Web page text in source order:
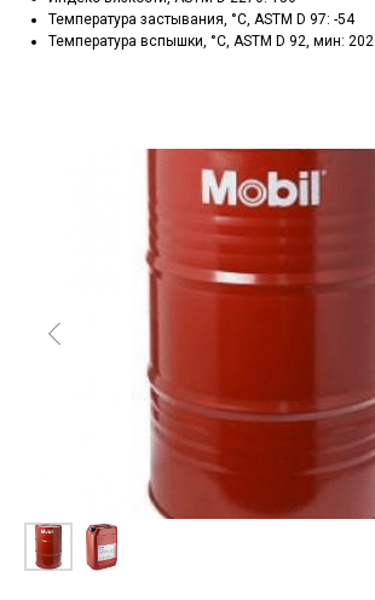
Температура застывания, °C, ASTM D 97: -54
Температура вспышки, °C, ASTM D 92, мин: 202